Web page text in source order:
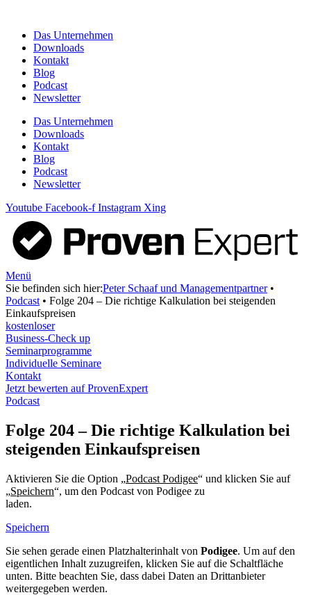
springenDas Unternehmen
Downloads
Kontakt
Blog
Podcast
Newsletter
Das Unternehmen
Downloads
Kontakt
Blog
Podcast
Newsletter
Youtube Facebook-f Instagram Xing
Menü
Sie befinden sich hier:Peter Schaaf und Managementpartner•
Podcast • Folge 204 – Die richtige Kalkulation bei steigenden
Einkaufspreisen
kostenloser
Business-Check up
Seminarprogramme
Individuelle Seminare
Kontakt
Jetzt bewerten auf ProvenExpert
Podcast
Folge 204 – Die richtige Kalkulation bei
steigenden Einkaufspreisen
Aktivieren Sie die Option „Podcast Podigee“ und klicken Sie auf
„Speichern“, um den Podcast von Podigee zu
laden.
Speichern
Sie sehen gerade einen Platzhalterinhalt von Podigee. Um auf den
eigentlichen Inhalt zuzugreifen, klicken Sie auf die Schaltfläche
unten. Bitte beachten Sie, dass dabei Daten an Drittanbieter
weitergegeben werden.